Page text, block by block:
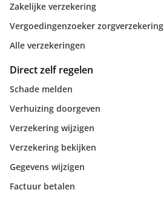
Zakelijke verzekering
Vergoedingenzoeker zorgverzekering
Alle verzekeringen
Direct zelf regelen
Schade melden
Verhuizing doorgeven
Verzekering wijzigen
Verzekering bekijken
Gegevens wijzigen
Factuur betalen